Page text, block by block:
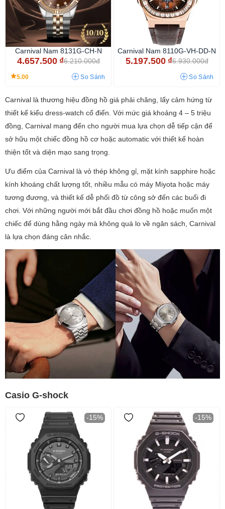
Carnival Nam 8131G-CH-N
4.657.500 ₫6.210.000đ
5.00 So Sánh
Carnival Nam 8110G-VH-DD-N
5.197.500 ₫6.930.000đ
So Sánh
Carnival là thương hiệu đồng hồ giá phải chăng, lấy cảm hứng từ
thiết kế kiểu dress-watch cổ điển. Với mức giá khoảng 4 – 5 triệu
đồng, Carnival mang đến cho người mua lựa chọn dễ tiếp cận để
sở hữu một chiếc đồng hồ cơ hoặc automatic với thiết kế hoàn
thiện tốt và diện mạo sang trọng.
Ưu điểm của Carnival là vỏ thép không gỉ, mặt kính sapphire hoặc
kính khoáng chất lượng tốt, nhiều mẫu có máy Miyota hoặc máy
tương đương, và thiết kế dễ phối đồ từ công sở đến các buổi đi
chơi. Với những người mới bắt đầu chơi đồng hồ hoặc muốn một
chiếc để dùng hằng ngày mà không quá lo về ngân sách, Carnival
là lựa chọn đáng cân nhắc.
Casio G-shock
-15% -15%